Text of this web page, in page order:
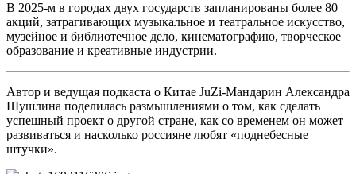
В 2025-м в городах двух государств запланированы более 80
акций, затрагивающих музыкальное и театральное искусство,
музейное и библиотечное дело, кинематографию, творческое
образование и креативные индустрии.
Автор и ведущая подкаста о Китае JuZi-Мандарин Александра
Шушлина поделилась размышлениями о том, как сделать
успешный проект о другой стране, как со временем он может
развиваться и насколько россияне любят «поднебесные
штучки».